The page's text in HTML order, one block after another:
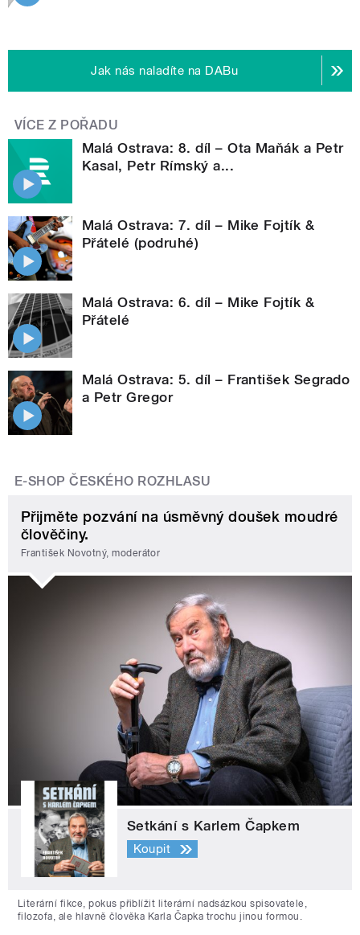
Jak nás naladíte na DABu
VÍCE Z POŘADU
Malá Ostrava: 8. díl – Ota Maňák a Petr
Kasal, Petr Rímský a...
Malá Ostrava: 7. díl – Mike Fojtík &
Přátelé (podruhé)
Malá Ostrava: 6. díl – Mike Fojtík &
Přátelé
Malá Ostrava: 5. díl – František Segrado
a Petr Gregor
E-SHOP ČESKÉHO ROZHLASU
Přijměte pozvání na úsměvný doušek moudré
člověčiny.
František Novotný, moderátor
Setkání s Karlem Čapkem
Koupit
Literární fikce, pokus přiblížit literární nadsázkou spisovatele,
filozofa, ale hlavně člověka Karla Čapka trochu jinou formou.